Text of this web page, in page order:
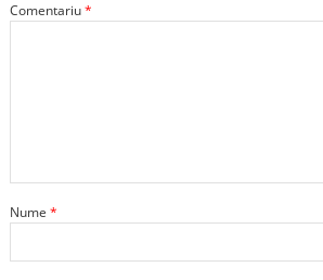
Comentariu*
Nume *